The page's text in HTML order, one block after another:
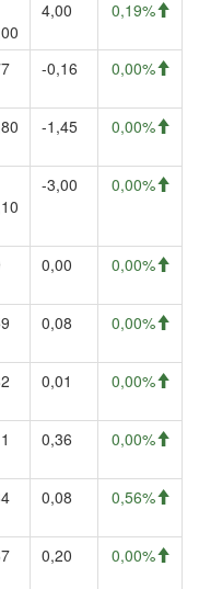
4,00 0,19%
-0,16 0,00%
-1,45 0,00%
-3,00 0,00%
0,00 0,00%
0,08 0,00%
0,01 0,00%
0,36 0,00%
0,08 0,56%
0,20 0,00%